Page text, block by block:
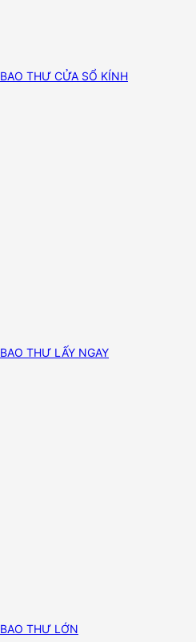
BAO THƯ CỬA SỔ KÍNH
BAO THƯ LẤY NGAY
BAO THƯ LỚN